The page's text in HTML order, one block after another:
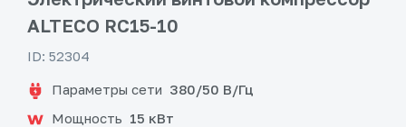
ALTECO RC15-10
ID: 52304
Параметры сети 380/50 В/Гц
Мощность 15 кВт